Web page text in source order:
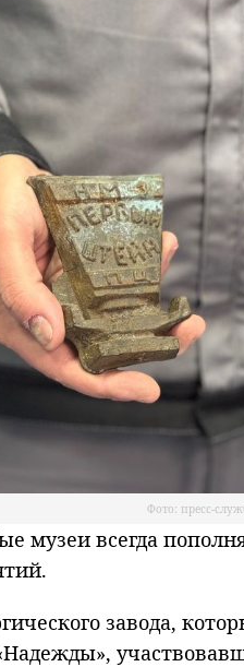
Фото: пресс-
всегда
завода,